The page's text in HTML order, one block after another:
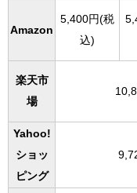
Amazon
5,400円(税
込)
楽天市
場
Yahoo!
ショッ
ピング